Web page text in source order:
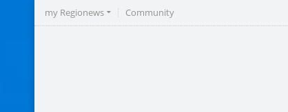
my Regionews Community